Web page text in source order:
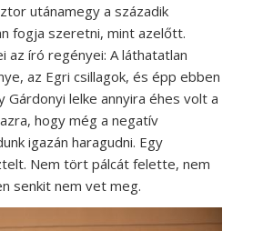
utánamegy a századik
fogja szeretni, mint azelőtt.
az író regényei: A láthatatlan
az Egri csillagok, és épp ebben
Gárdonyi lelke annyira éhes volt a
hogy még a negatív
igazán haragudni. Egy
Nem tört pálcát felette, nem
senkit nem vet meg.